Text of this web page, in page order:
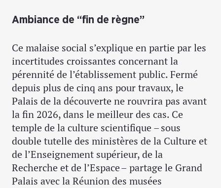
Ambiance de “fin de règne”
Ce malaise social s’explique en partie par les
incertitudes croissantes concernant la
pérennité de l’établissement public. Fermé
depuis plus de cinq ans pour travaux, le
Palais de la découverte ne rouvrira pas avant
la fin 2026, dans le meilleur des cas. Ce
temple de la culture scientifique – sous
double tutelle des ministères de la Culture et
de l’Enseignement supérieur, de la
Recherche et de l’Espace – partage le Grand
Palais avec la Réunion des musées